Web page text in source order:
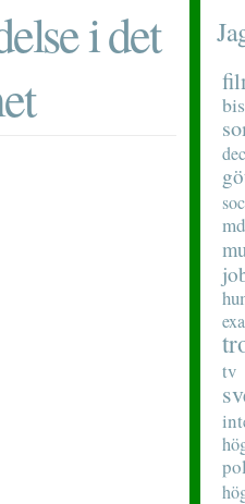
i det
tv